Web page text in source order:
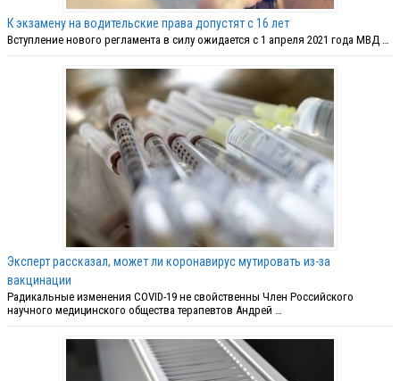
К экзамену на водительские права допустят с 16 лет
Вступление нового регламента в силу ожидается с 1 апреля 2021 года МВД …
Эксперт рассказал, может ли коронавирус мутировать из-за
вакцинации
Радикальные изменения COVID-19 не свойственны Член Российского
научного медицинского общества терапевтов Андрей …